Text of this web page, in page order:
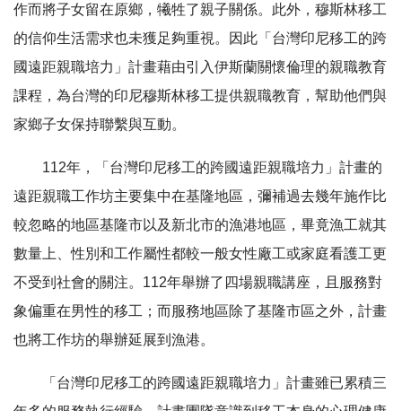
作而將子女留在原鄉，犧牲了親子關係。此外，穆斯林移工
的信仰生活需求也未獲足夠重視。因此「台灣印尼移工的跨
國遠距親職培力」計畫藉由引入伊斯蘭關懷倫理的親職教育
課程，為台灣的印尼穆斯林移工提供親職教育，幫助他們與
家鄉子女保持聯繫與互動。
112年，「台灣印尼移工的跨國遠距親職培力」計畫的
遠距親職工作坊主要集中在基隆地區，彌補過去幾年施作比
較忽略的地區基隆市以及新北市的漁港地區，畢竟漁工就其
數量上、性別和工作屬性都較一般女性廠工或家庭看護工更
不受到社會的關注。112年舉辦了四場親職講座，且服務對
象偏重在男性的移工；而服務地區除了基隆市區之外，計畫
也將工作坊的舉辦延展到漁港。
「台灣印尼移工的跨國遠距親職培力」計畫雖已累積三